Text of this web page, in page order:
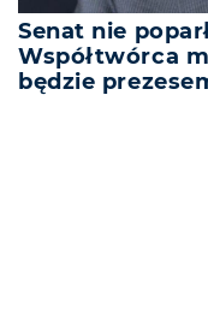
Senat nie
Współtwórca
będzie